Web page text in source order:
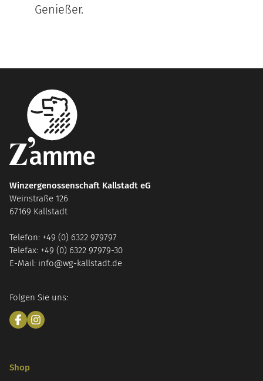
Genießer.
Winzergenossenschaft Kallstadt eG
Weinstraße 126
67169 Kallstadt
Telefon: +49 (0) 6322 979797
Telefax: +49 (0) 6322 97979-30
E-Mail: info@wg-kallstadt.de
Folgen Sie uns:
Shop